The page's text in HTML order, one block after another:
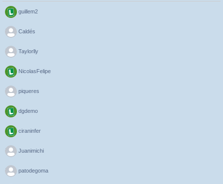
guillem2
> Caldés
> Taylorlly
NicolasFelipe
> piqueres
dgdemo
ciraninfer
> Juanimichi
> patodegoma